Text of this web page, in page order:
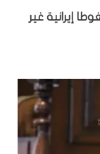
إيرانية غير